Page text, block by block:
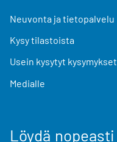
Neuvonta ja tietopalvelu
Kysy tilastoista
Usein kysytyt kysymykset
Medialle
Löydä nopeasti